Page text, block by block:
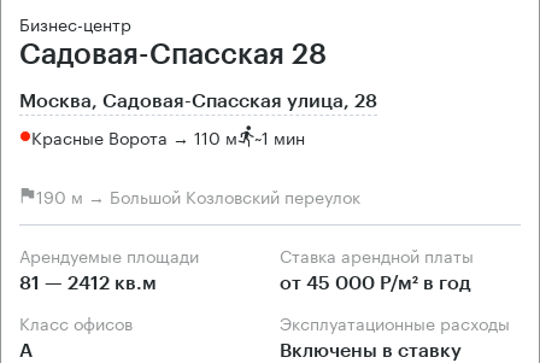
Бизнес-центр
Садовая-Спасская 28
Москва, Садовая-Спасская улица, 28
Красные Ворота → 110 м ~1 мин
190 м → Большой Козловский переулок
Арендуемые площади
81 — 2412 кв.м
Ставка арендной платы
от 45 000 Р/м² в год
Класс офисов
А
Эксплуатационные расходы
Включены в ставку